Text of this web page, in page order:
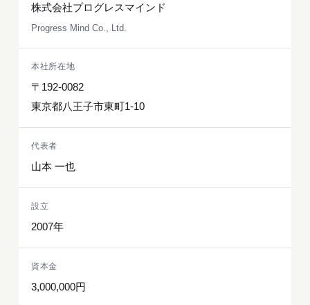
株式会社プログレスマインド
Progress Mind Co., Ltd.
本社所在地
〒192-0082
東京都八王子市東町1-10
代表者
山本 一也
設立
2007年
資本金
3,000,000円